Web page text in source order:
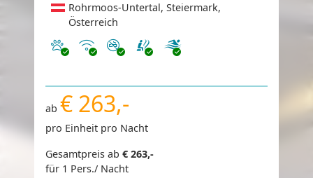
Rohrmoos-Untertal, Steiermark,
Österreich
Haustiere erlaubt
InternetNichtraucher
ab € 263,-
pro Einheit pro Nacht
Gesamtpreis ab € 263,-
für 1 Pers./ Nacht